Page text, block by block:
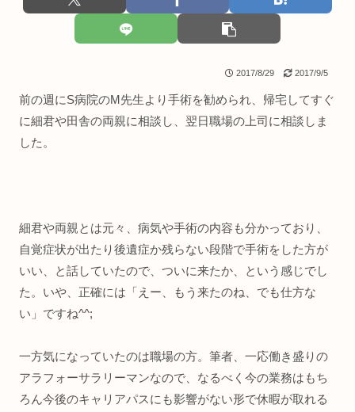
2017/8/29 2017/9/5
前の週にS病院のM先生より手術を勧められ、帰宅してすぐ
に細君や田舎の両親に相談し、翌日職場の上司に相談しま
した。
細君や両親とは元々、病気や手術の内容も分かっており、
自覚症状が出たり後遺症か残らない段階で手術をした方が
いい、と話していたので、ついに来たか、という感じでし
た。いや、正確には「えー、もう来たのね、でも仕方な
い」ですね^^;
一方気になっていたのは職場の方。筆者、一応働き盛りの
アラフォーサラリーマンなので、なるべく今の業務はもち
ろん今後のキャリアパスにも影響がない形で休暇が取れる